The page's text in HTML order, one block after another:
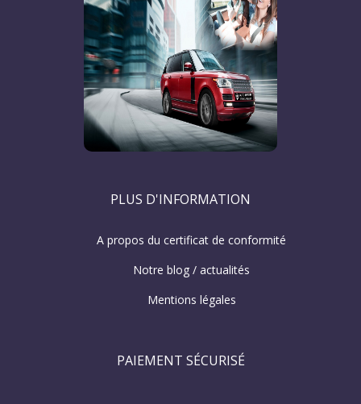
PLUS D'INFORMATION
A propos du certificat de conformité
Notre blog / actualités
Mentions légales
PAIEMENT SÉCURISÉ